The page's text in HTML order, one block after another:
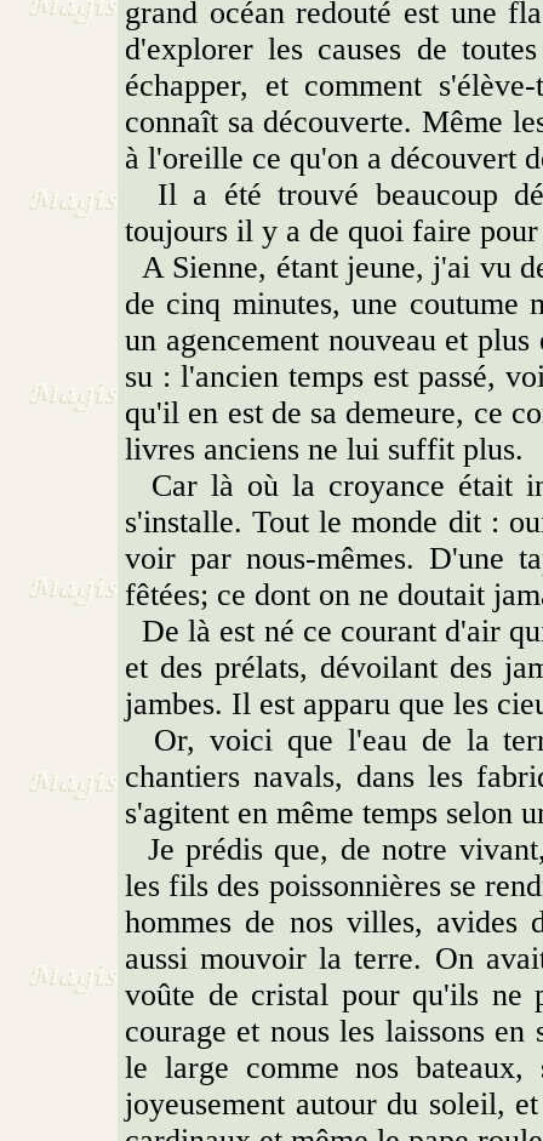
grand océan redouté est une
d'explorer les causes de
échapper, et comment
connaît sa découverte. Même
à l'oreille ce qu'on a découvert
Il a été trouvé beaucoup
toujours il y a de quoi faire
A Sienne, étant jeune, j'ai vu
de cinq minutes, une coutume
un agencement nouveau et
su : l'ancien temps est passé,
qu'il en est de sa demeure, ce
livres anciens ne lui suffit plus.
Car là où la croyance était
s'installe. Tout le monde dit :
voir par nous-mêmes. D'une
fêtées; ce dont on ne doutait
De là est né ce courant d'air
et des prélats, dévoilant des
jambes. Il est apparu que les
Or, voici que l'eau de la
chantiers navals, dans les
s'agitent en même temps selon
Je prédis que, de notre
les fils des poissonnières se
hommes de nos villes, avides
aussi mouvoir la terre. On
voûte de cristal pour qu'ils ne
courage et nous les laissons en
le large comme nos
joyeusement autour du soleil,